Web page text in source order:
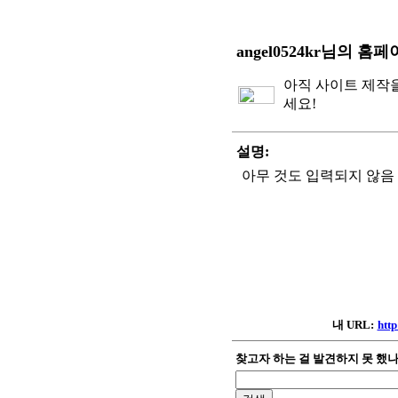
angel0524kr님의 홈페
아직 사이트 제작
세요!
설명:
아무 것도 입력되지 않음
내 URL:
찾고자 하는 걸 발견하지 못 했